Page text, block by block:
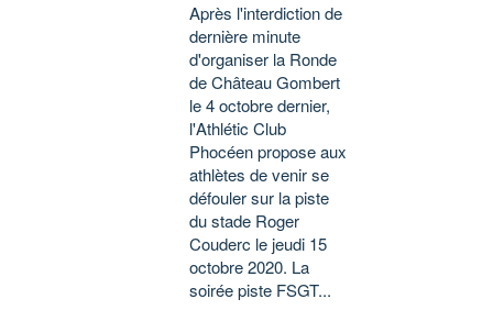
Après l'interdiction de
dernière minute
d'organiser la Ronde
de Château Gombert
le 4 octobre dernier,
l'Athlétic Club
Phocéen propose aux
athlètes de venir se
défouler sur la piste
du stade Roger
Couderc le jeudi 15
octobre 2020. La
soirée piste FSGT...